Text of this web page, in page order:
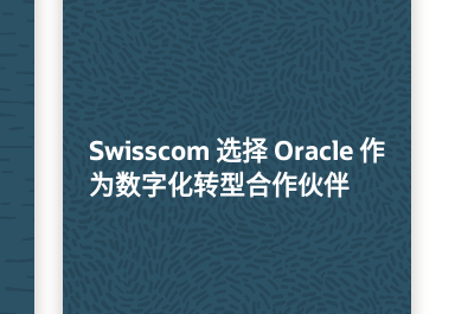
Swisscom 选择 Oracle 作
为数字化转型合作伙伴